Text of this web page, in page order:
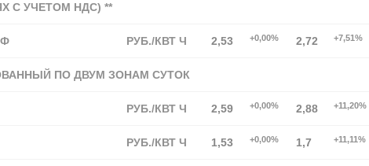
С УЧЕТОМ НДС) **
РУБ./КВТ Ч 2,53 +0,00% 2,72 +7,51%
ПО ДВУМ ЗОНАМ СУТОК
РУБ./КВТ Ч 2,59 +0,00% 2,88 +11,20%
РУБ./КВТ Ч 1,53 +0,00% 1,7 +11,11%